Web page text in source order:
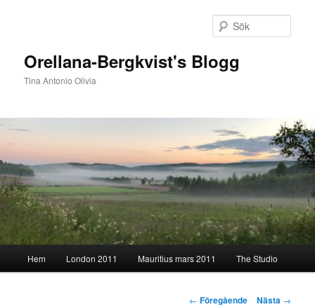
Orellana-Bergkvist's Blogg
Tina Antonio Olivia
Hem London 2011 Mauritius mars 2011 The Studio
Inläggsnavigering
← Föregående Nästa →